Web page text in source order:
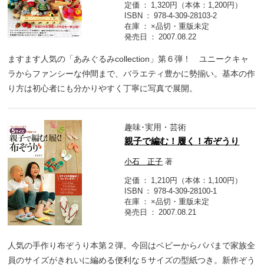
定価
1,320円（本体：1,200円）
ISBN
978-4-309-28103-2
在庫
×品切・重版未定
発売日
2007.08.22
ますます人気の「あみぐるみcollection」第６弾！ ユニークキャ
ラからファンシーな仲間まで、バラエティ豊かに勢揃い。基本の作
り方は初心者にも分かりやすく丁寧に写真で展開。
趣味･実用・芸術
親子で編む！履く！布ぞうり
小石 正子 著
定価
1,210円（本体：1,100円）
ISBN
978-4-309-28100-1
在庫
×品切・重版未定
発売日
2007.08.21
人気の手作り布ぞうり本第２弾。今回はベビーからパパまで家族全
員のサイズがきれいに編める便利な５サイズの型紙つき。新作ぞう